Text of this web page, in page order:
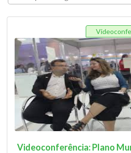
Videoconferência: Plano